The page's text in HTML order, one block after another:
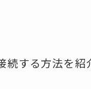
する方法を紹